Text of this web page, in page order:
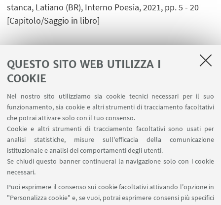
QUESTO SITO WEB UTILIZZA I
COOKIE
Nel nostro sito utilizziamo sia cookie tecnici necessari per il suo
funzionamento, sia cookie e altri strumenti di tracciamento facoltativi
che potrai attivare solo con il tuo consenso.
Cookie e altri strumenti di tracciamento facoltativi sono usati per
analisi statistiche, misure sull'efficacia della comunicazione
istituzionale e analisi dei comportamenti degli utenti.
Se chiudi questo banner continuerai la navigazione solo con i cookie
necessari.
Puoi esprimere il consenso sui cookie facoltativi attivando l'opzione in
"Personalizza cookie" e, se vuoi, potrai esprimere consensi più specifici
stanca, Latiano (BR), Interno Poesia, 2021, pp. 5 - 20
[Capitolo/Saggio in libro]
1 ... 3 4 5 ...
LINK UTILI
Contatti
Area riservata
SEGUI UNIBO SU: